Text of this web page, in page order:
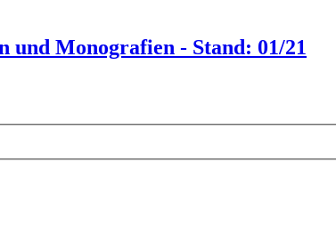
und Monografien - Stand: 01/21